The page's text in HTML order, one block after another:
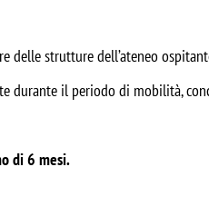
strutture dell’ateneo
durante il periodo di mobilità,
di 6 mesi.